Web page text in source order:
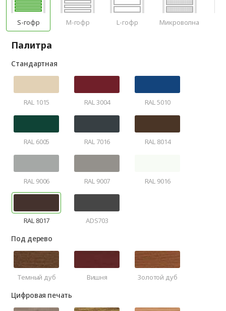
S-гофр M-гофр L-гофр Микроволна
Палитра
Стандартная
RAL 1015 RAL 3004 RAL 5010
RAL 6005 RAL 7016 RAL 8014
RAL 9006 RAL 9007 RAL 9016
RAL 8017 ADS703
Под дерево
Темный дуб Вишня Золотой дуб
Цифровая печать